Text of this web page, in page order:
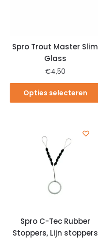
Spro Trout Master Slim
Glass
€4,50
Opties selecteren
Spro C-Tec Rubber
Stoppers, Lijn stoppers